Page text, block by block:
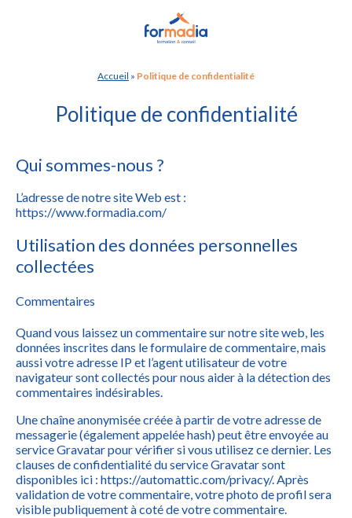
Accueil » Politique de confidentialité
Politique de confidentialité
Qui sommes-nous ?
L’adresse de notre site Web est :
https://www.formadia.com/
Utilisation des données personnelles
collectées
Commentaires
Quand vous laissez un commentaire sur notre site web, les
données inscrites dans le formulaire de commentaire, mais
aussi votre adresse IP et l’agent utilisateur de votre
navigateur sont collectés pour nous aider à la détection des
commentaires indésirables.
Une chaîne anonymisée créée à partir de votre adresse de
messagerie (également appelée hash) peut être envoyée au
service Gravatar pour vérifier si vous utilisez ce dernier. Les
clauses de confidentialité du service Gravatar sont
disponibles ici : https://automattic.com/privacy/. Après
validation de votre commentaire, votre photo de profil sera
visible publiquement à coté de votre commentaire.